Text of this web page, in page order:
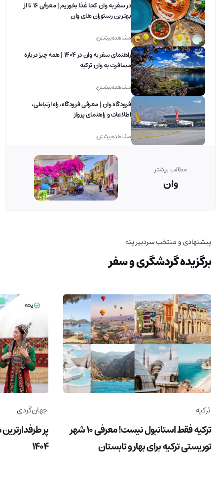
در سفر به وان کجا غذا بخوریم | معرفی 16 تا از
بهترین رستوران های وان
مشاهده بیشتر
راهنمای سفر به وان در 1404 | همه چیز درباره
مسافرت به وان ترکیه
مشاهده بیشتر
فرودگاه وان | معرفی فرودگاه، راه ارتباطی،
اطلاعات و راهنمای پرواز
مشاهده بیشتر
مطالب بیشتر
وان
پیشنهادی و منتخب سردبیر پته
برگزیده گردشگری و سفر
ترکیه
ترکیه فقط استانبول نیست! معرفی 10 شهر
توریستی ترکیه برای بهار و تابستان
جهان‌گردی
پر
1404